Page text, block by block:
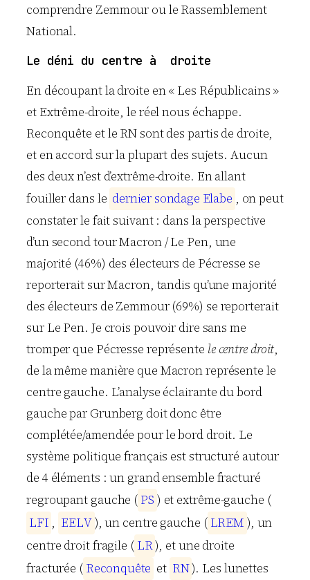
comprendre Zemmour ou le Rassemblement
National.
Le déni du centre à droite
En découpant la droite en « Les Républicains »
et Extrême-droite, le réel nous échappe.
Reconquête et le RN sont des partis de droite,
et en accord sur la plupart des sujets. Aucun
des deux n’est d’extrême-droite. En allant
fouiller dans le dernier sondage Elabe , on peut
constater le fait suivant : dans la perspective
d’un second tour Macron / Le Pen, une
majorité (46%) des électeurs de Pécresse se
reporterait sur Macron, tandis qu’une majorité
des électeurs de Zemmour (69%) se reporterait
sur Le Pen. Je crois pouvoir dire sans me
tromper que Pécresse représente le centre droit,
de la même manière que Macron représente le
centre gauche. L’analyse éclairante du bord
gauche par Grunberg doit donc être
complétée/amendée pour le bord droit. Le
système politique français est structuré autour
de 4 éléments : un grand ensemble fracturé
regroupant gauche ( PS ) et extrême-gauche (
LFI , EELV), un centre gauche ( LREM ), un
centre droit fragile ( LR), et une droite
fracturée ( Reconquête et RN). Les lunettes